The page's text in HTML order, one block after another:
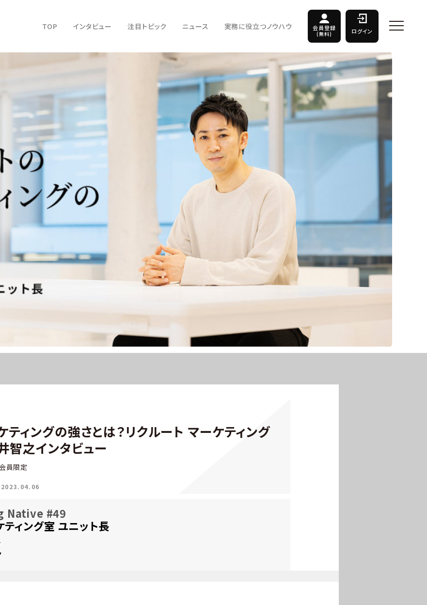
TOP インタビュー 注目トピック ニュース 実務に役立つノウハウ 会員登録
(無料) ログイン
ティングの強さとは？リクルート マーケティング
智之インタビュー
会員限定
2023.04.06
Native #49
ティング室 ユニット長